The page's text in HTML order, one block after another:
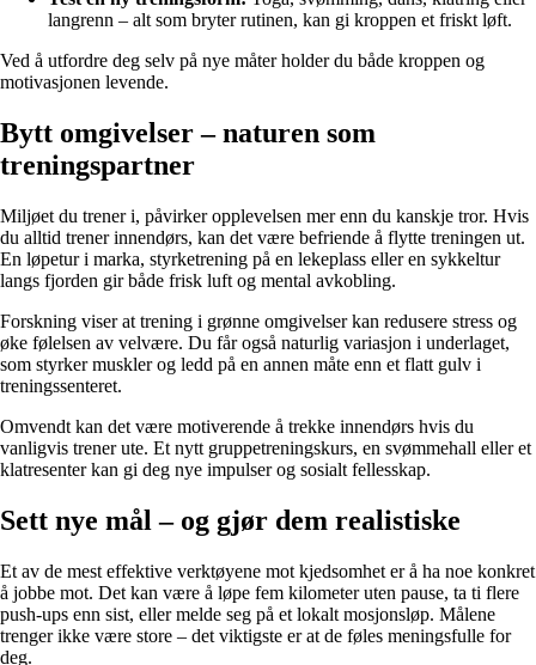
langrenn – alt som bryter rutinen, kan gi kroppen et friskt løft.
Ved å utfordre deg selv på nye måter holder du både kroppen og
motivasjonen levende.
Bytt omgivelser – naturen som
treningspartner
Miljøet du trener i, påvirker opplevelsen mer enn du kanskje tror. Hvis
du alltid trener innendørs, kan det være befriende å flytte treningen ut.
En løpetur i marka, styrketrening på en lekeplass eller en sykkeltur
langs fjorden gir både frisk luft og mental avkobling.
Forskning viser at trening i grønne omgivelser kan redusere stress og
øke følelsen av velvære. Du får også naturlig variasjon i underlaget,
som styrker muskler og ledd på en annen måte enn et flatt gulv i
treningssenteret.
Omvendt kan det være motiverende å trekke innendørs hvis du
vanligvis trener ute. Et nytt gruppetreningskurs, en svømmehall eller et
klatresenter kan gi deg nye impulser og sosialt fellesskap.
Sett nye mål – og gjør dem realistiske
Et av de mest effektive verktøyene mot kjedsomhet er å ha noe konkret
å jobbe mot. Det kan være å løpe fem kilometer uten pause, ta ti flere
push-ups enn sist, eller melde seg på et lokalt mosjonsløp. Målene
trenger ikke være store – det viktigste er at de føles meningsfulle for
deg.